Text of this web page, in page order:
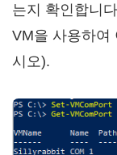
는지 확인합니
VM을 사용하여
시오).